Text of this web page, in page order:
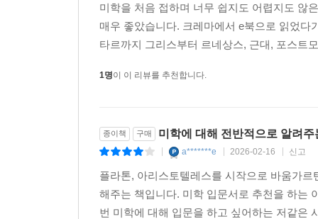
저자는 이 책을 집필하게 된 배경 중 하나로 10
성취를 어떻게 하면 학생들과 흥미로우면서도
있었지만 너무 어려워서 미학에 다가가지 못한 사
미학을 처음 접하며 너무 쉽지도 어렵지도 않
매우 좋았습니다. 크레마에서 e북으로 읽었
타르까지 그리스부터 르네상스, 근대, 포스트
1명이 이 리뷰를 추천합니다.
종이책 구매 미학에 대해 전반적으로 알려주
a*******e 2026-02-16 신고
플라톤, 아리스토텔레스를 시작으로 바움가
해주는 책입니다. 미학 입문서로 추천을 하는
번 미학에 대해 입문을 하고 싶어하는 저같은